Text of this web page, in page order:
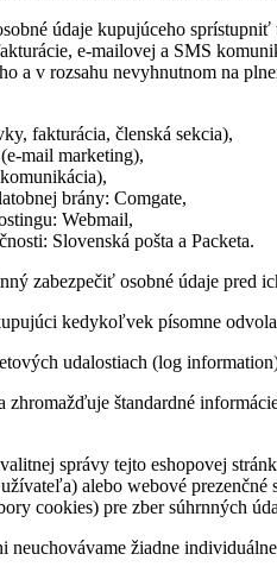
údaje kupujúceho
e-mailovej a SMS
a v rozsahu nevyhnutnom na
fakturácia, členská sekcia),
mail marketing),
brány: Comgate,
Webmail,
Slovenská pošta a Packeta.
zabezpečiť osobné údaje pred
kedykoľvek písomne
udalostiach (log
zhromažďuje štandardné
správy tejto eshopovej
alebo webové
cookies) pre zber súhrnných
neuchovávame žiadne